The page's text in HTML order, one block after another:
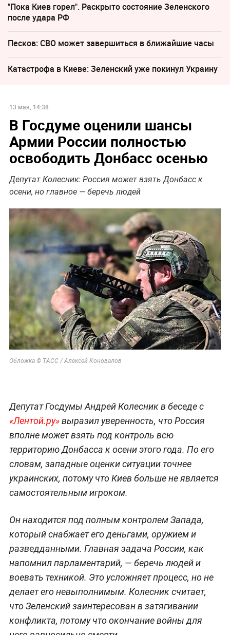
"Пока Киев горел". Раскрыто состояние Зеленского
после удара РФ
Песков: СВО может завершиться в ближайшие часы
Катастрофа в Киеве: Зеленский уже покинул Украину
13 мая, 14:38
В Госдуме оценили шансы
Армии России полностью
освободить Донбасс осенью
Депутат Колесник: Россия может взять Донбасс к
осени, но главное — беречь людей
Обложка © ТАСС / Алексей Коновалов
Депутат Госдумы Андрей Колесник в беседе с
«Лентой.ру»выразил уверенность, что Россия
вполне может взять под контроль всю
территорию Донбасса к осени этого года. По его
словам, западные оценки ситуации точнее
украинских, потому что Киев больше не является
самостоятельным игроком.
Он находится под полным контролем Запада,
который снабжает его деньгами, оружием и
разведданными. Главная задача России, как
напомнил парламентарий, — беречь людей и
воевать техникой. Это усложняет процесс, но не
делает его невыполнимым. Колесник считает,
что Зеленский заинтересован в затягивании
конфликта, потому что окончание войны для